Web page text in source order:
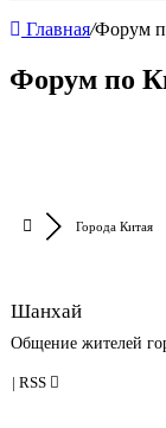
Главная/Форум
Форум по
Города Китая
Шанхай
Общение жителей
| RSS